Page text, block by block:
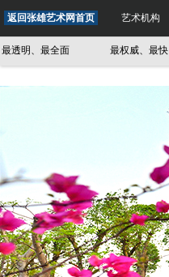
返回张雄艺术网首页 艺术机构
、最全面 最权威、最快、